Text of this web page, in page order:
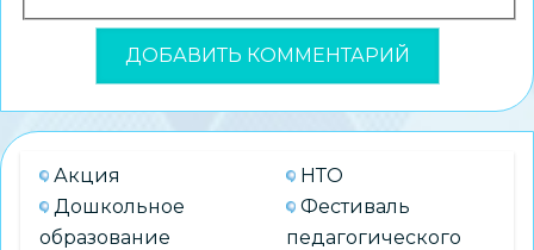
Акция
Дошкольное
образование
НТО
Фестиваль
педагогического